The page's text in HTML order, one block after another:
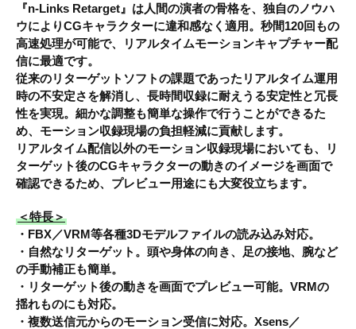
『n-Links Retarget』 は人間の演者の骨格を、独自のノウハ
ウによりCGキャラクターに違和感なく適用。秒間120回もの
高速処理が可能で、リアルタイムモーションキャプチャー配
信に最適です。
従来のリターゲットソフトの課題であったリアルタイム運用
時の不安定さを解消し、長時間収録に耐えうる安定性と冗長
性を実現。細かな調整も簡単な操作で行うことができるた
め、モーション収録現場の負担軽減に貢献します。
リアルタイム配信以外のモーション収録現場においても、リ
ターゲット後のCGキャラクターの動きのイメージを画面で
確認できるため、プレビュー用途にも大変役立ちます。
＜特長＞
・FBX／VRM等各種3Dモデルファイルの読み込み対応。
・自然なリターゲット。頭や身体の向き、足の接地、腕など
の手動補正も簡単。
・リターゲット後の動きを画面でプレビュー可能。VRMの
揺れものにも対応。
・複数送信元からのモーション受信に対応。Xsens／